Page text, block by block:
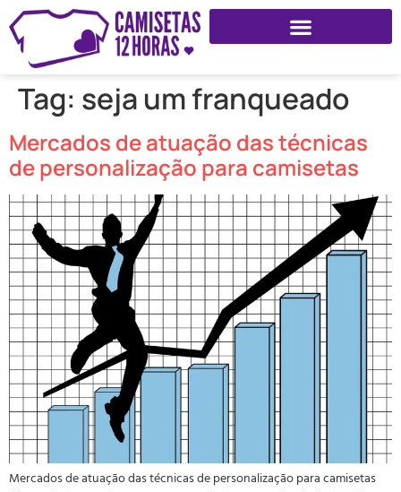
Tag: seja um franqueado
Mercados de atuação das técnicas
de personalização para camisetas
Mercados de atuação das técnicas de personalização para camisetas